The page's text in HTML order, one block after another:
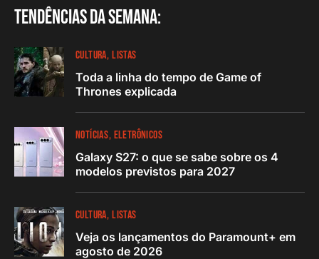
Tendências da semana:
CULTURA LISTAS
Toda a linha do tempo de Game of
Thrones explicada
NOTÍCIAS ELETRÔNICOS
Galaxy S27: o que se sabe sobre os 4
modelos previstos para 2027
CULTURA LISTAS
Veja os lançamentos do Paramount+ em
agosto de 2026